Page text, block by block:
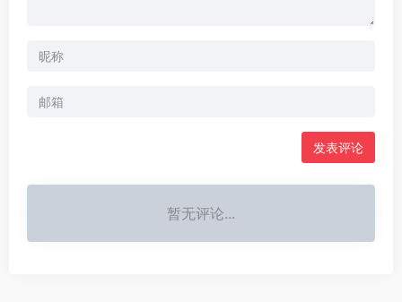
发表评论
暂无评论...